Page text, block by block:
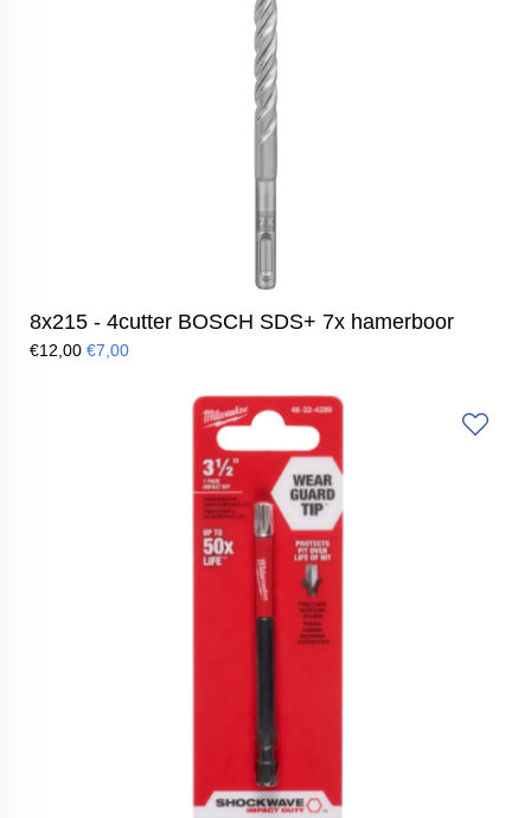
8x215 - 4cutter BOSCH SDS+ 7x hamerboor
€12,00 €7,00